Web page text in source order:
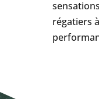
régatiers